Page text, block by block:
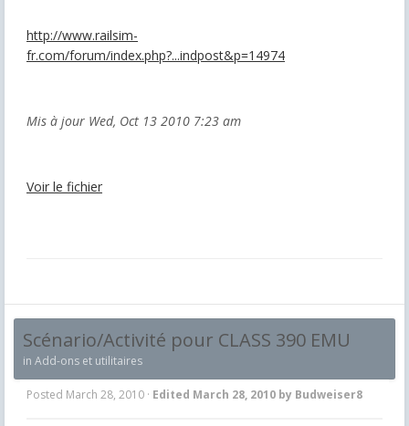
http://www.railsim-
fr.com/forum/index.php?...indpost&p=14974
Mis à jour Wed, Oct 13 2010 7:23 am
Voir le fichier
Scénario/Activité pour CLASS 390 EMU
in Add-ons et utilitaires
Posted March 28, 2010 · Edited March 28, 2010 by Budweiser8